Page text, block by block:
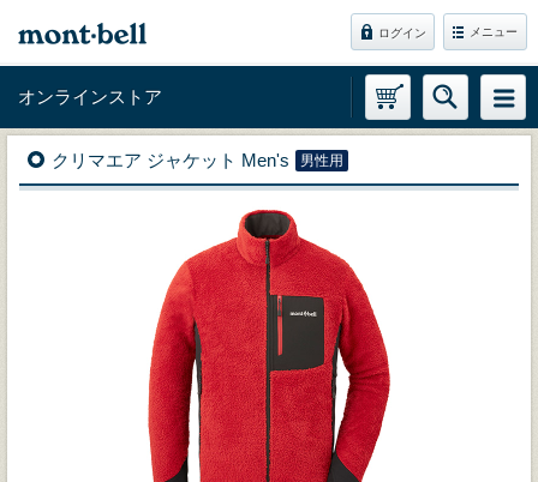
ログイン メニュー
オンラインストア
クリマエア ジャケット Men's 男性用